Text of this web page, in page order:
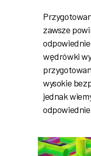
zawsze
wędrówki
wysokie
jednak